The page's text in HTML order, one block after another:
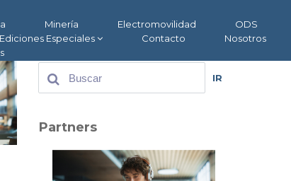
Minería Electromovilidad
ODS
Ediciones Especiales Contacto
Nosotros
IR
Partners